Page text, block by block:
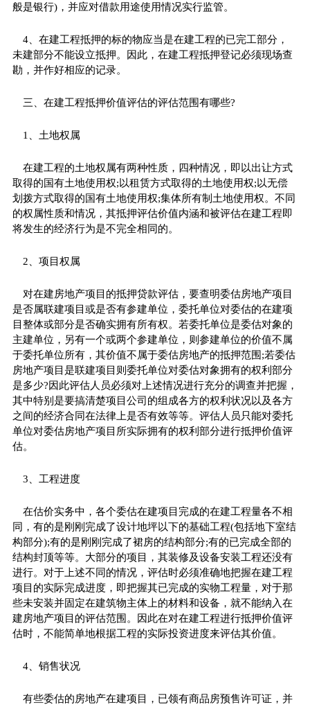
般是银行)，并应对借款用途使用情况实行监管。
4、在建工程抵押的标的物应当是在建工程的已完工部分，
未建部分不能设立抵押。因此，在建工程抵押登记必须现场查
勘，并作好相应的记录。
三、在建工程抵押价值评估的评估范围有哪些?
1、土地权属
在建工程的土地权属有两种性质，四种情况，即以出让方式
取得的国有土地使用权;以租赁方式取得的土地使用权;以无偿
划拨方式取得的国有土地使用权;集体所有制土地使用权。不同
的权属性质和情况，其抵押评估价值内涵和被评估在建工程即
将发生的经济行为是不完全相同的。
2、项目权属
对在建房地产项目的抵押贷款评估，要查明委估房地产项目
是否属联建项目或是否有参建单位，委托单位对委估的在建项
目整体或部分是否确实拥有所有权。若委托单位是委估对象的
主建单位，另有一个或两个参建单位，则参建单位的价值不属
于委托单位所有，其价值不属于委估房地产的抵押范围;若委估
房地产项目是联建项目则委托单位对委估对象拥有的权利部分
是多少?因此评估人员必须对上述情况进行充分的调查并把握，
其中特别是要搞清楚项目公司的组成各方的权利状况以及各方
之间的经济合同在法律上是否有效等等。评估人员只能对委托
单位对委估房地产项目所实际拥有的权利部分进行抵押价值评
估。
3、工程进度
在估价实务中，各个委估在建项目完成的在建工程量各不相
同，有的是刚刚完成了设计地坪以下的基础工程(包括地下室结
构部分);有的是刚刚完成了裙房的结构部分;有的已完成全部的
结构封顶等等。大部分的项目，其装修及设备安装工程还没有
进行。对于上述不同的情况，评估时必须准确地把握在建工程
项目的实际完成进度，即把握其已完成的实物工程量，对于那
些未安装并固定在建筑物主体上的材料和设备，就不能纳入在
建房地产项目的评估范围。因此在对在建工程进行抵押价值评
估时，不能简单地根据工程的实际投资进度来评估其价值。
4、销售状况
有些委估的房地产在建项目，已领有商品房预售许可证，并